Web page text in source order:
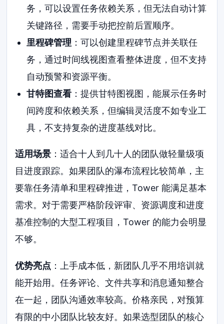
务，可以设置任务依赖关系，但无法自动计算
关键路径，需要手动把控前后置顺序。
里程碑管理 ：可以创建里程碑节点并关联任
务，通过时间线视图查看整体进度，但不支持
自动预警和资源平衡。
甘特图查看：提供甘特图视图，能展示任务时
间跨度和依赖关系，但编辑灵活度不如专业工
具，不支持复杂的进度基线对比。
适用场景 ：适合十人到几十人的团队做轻量级项
目进度跟踪。如果团队的瀑布流程比较简单，主
要靠任务清单和里程碑推进，Tower 能满足基本
需求。对于需要严格阶段评审、资源调度和进度
基准控制的大型工程项目，Tower 的能力会明显
不够。
优势亮点 ：上手成本低，新团队几乎不用培训就
能开始用。任务评论、文件共享和消息通知整合
在一起，团队沟通效率较高。价格亲民，对预算
有限的中小团队比较友好。如果选型团队的核心